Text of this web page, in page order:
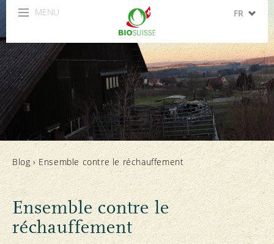
MENU FR
IT
EN
ES
Blog› Ensemble contre le réchauffement
Ensemble contre le
réchauffement